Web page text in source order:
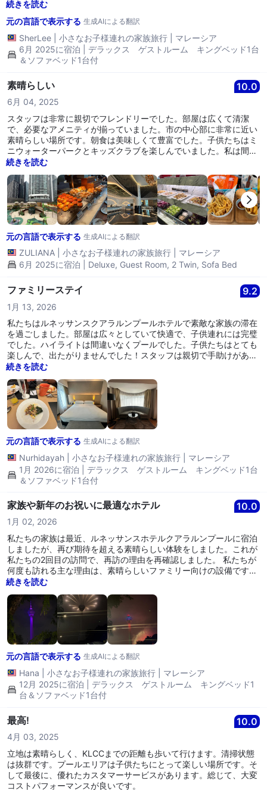
とって安全でした。また、KLを探索するのにも非常に便利な場所で
所です。また必ず戻ってきます！
続きを読む
元の言語で表示する 生成AIによる翻訳
SherLee 小さなお子様連れの家族旅行
マレーシア
6月 2025に宿泊 | デラックス ゲストルーム キングベッド1台
＆ソファベッド1台付
素晴らしい 10.0
6月 04, 2025
スタッフは非常に親切でフレンドリーでした。部屋は広くて清潔
で、必要なアメニティが揃っていました。市の中心部に非常に近い
素晴らしい場所です。朝食は美味しくて豊富でした。子供たちはミ
ニウォーターパークとキッズクラブを楽しんでいました。私は間違
いなくここに再度滞在します。
続きを読む
元の言語で表示する 生成AIによる翻訳
ZULIANA 小さなお子様連れの家族旅行
マレーシア
6月 2025に宿泊 | Deluxe, Guest Room, 2 Twin, Sofa Bed
ファミリーステイ 9.2
1月 13, 2026
私たちはルネッサンスクアラルンプールホテルで素敵な家族の滞在
を過ごしました。部屋は広々としていて快適で、子供連れには完璧
でした。ハイライトは間違いなくプールでした。子供たちはとても
楽しんで、出たがりませんでした！スタッフは親切で手助けがあ
り、私たちの滞在をさらに快適にしてくれました。家族の休暇にぴ
続きを読む
元の言語で表示する 生成AIによる翻訳
Nurhidayah 小さなお子様連れの家族旅行
マレーシア
1月 2026に宿泊 | デラックス ゲストルーム キングベッド1台
＆ソファベッド1台付
家族や新年のお祝いに最適なホテル 10.0
1月 02, 2026
私たちの家族は最近、ルネッサンスホテルクアラルンプールに宿泊
しましたが、再び期待を超える素晴らしい体験をしました。これが
私たちの2回目の訪問で、再訪の理由を再確認しました。 私たちが
何度も訪れる主な理由は、素晴らしいファミリー向けの設備です。
広いプールからキッズクラブ、屋外遊び場まで、すべてが家族や大
いており、決して狭く感じることがないため、子供たちは自由に楽
しく遊ぶことができます。子供たちは常に楽しませられ、滞在中に
大いに楽しんでいたため、私たち親にとっても特にリラックスでき
ました。 もう一つのハイライトは、スタッフです。すべてのやり取
りが心からの温かさ、プロフェッショナリズム、そして親しみで迎
えられました。スタッフは常にゲストが歓迎され、快適に過ごせる
ように最大限の努力をしており、これが全体的な体験を本当に向上
させています。 ホテルの立地も大きな利点です。私たちは新年の滞
在のためにルネッサンスKLを具体的に選んだのは、KLタワーの近
くにあるためで、花火を楽しむのに最適な場所でした。交通や混雑
でした。 全体的に、私たちは滞在に非常に満足しており、ルネッサ
ンスホテルクアラルンプールが提供する快適さ、サービス、そして
ファミリー向けの雰囲気に心から感謝しています。今後またの訪問
を楽しみにしており、小さな子供を持つ家族にこのホテルを強くお
勧めします。
続きを読む
元の言語で表示する 生成AIによる翻訳
Hana 小さなお子様連れの家族旅行
マレーシア
12月 2025に宿泊 | デラックス ゲストルーム キングベッド1
台＆ソファベッド1台付
最高! 10.0
4月 03, 2025
立地は素晴らしく、KLCCまでの距離も歩いて行けます。清掃状態
は抜群です。プールエリアは子供たちにとって楽しい場所です。そ
して最後に、優れたカスタマーサービスがあります。総じて、大変
コストパフォーマンスが良いです。